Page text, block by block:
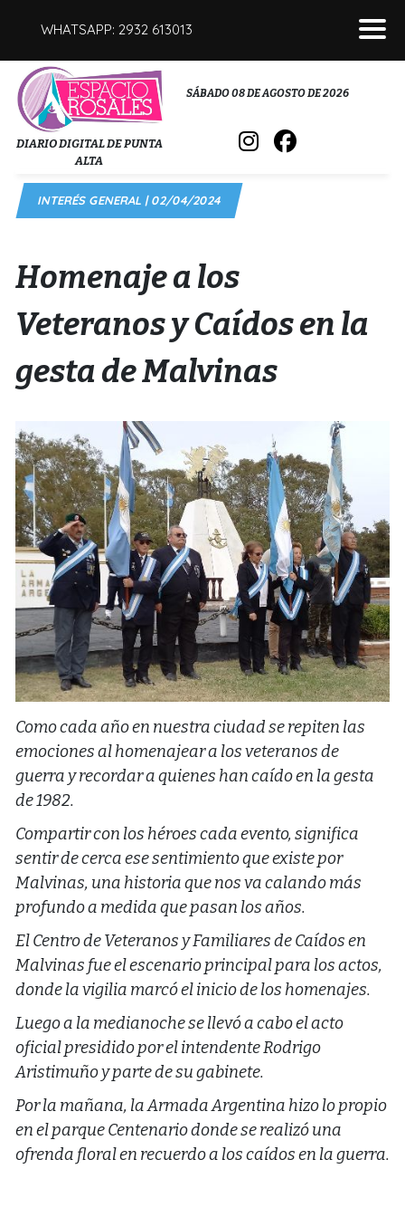
WHATSAPP: 2932 613013
POLICIALES
INTERÉS GENERAL
DEPORTES
DIARIO DIGITAL DE PUNTA
ALTA
SÁBADO 08 DE AGOSTO DE 2026
INTERÉS GENERAL | 02/04/2024
Homenaje a los
Veteranos y Caídos en la
gesta de Malvinas
Como cada año en nuestra ciudad se repiten las
emociones al homenajear a los veteranos de
guerra y recordar a quienes han caído en la gesta
de 1982.
Compartir con los héroes cada evento, significa
sentir de cerca ese sentimiento que existe por
Malvinas, una historia que nos va calando más
profundo a medida que pasan los años.
El Centro de Veteranos y Familiares de Caídos en
Malvinas fue el escenario principal para los actos,
donde la vigilia marcó el inicio de los homenajes.
Luego a la medianoche se llevó a cabo el acto
oficial presidido por el intendente Rodrigo
Aristimuño y parte de su gabinete.
Por la mañana, la Armada Argentina hizo lo propio
en el parque Centenario donde se realizó una
ofrenda floral en recuerdo a los caídos en la guerra.